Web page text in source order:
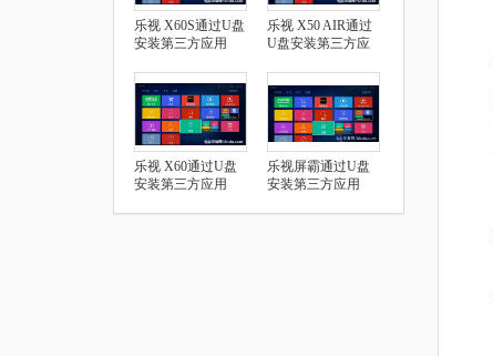
乐视 X60S通过U盘
安装第三方应用
乐视 X50 AIR通过
U盘安装第三方应
乐视 X60通过U盘
安装第三方应用
乐视屏霸通过U盘
安装第三方应用